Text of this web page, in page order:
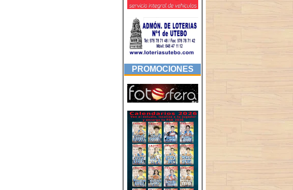
PROMOCIONES